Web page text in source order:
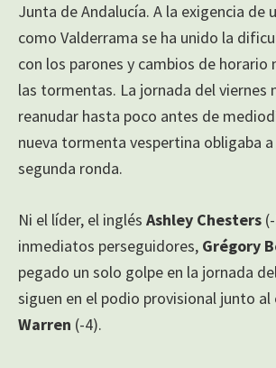
Junta de Andalucía. A la exigencia de
como Valderrama se ha unido la
con los parones y cambios de
las tormentas. La jornada del viernes
reanudar hasta poco antes de
nueva tormenta vespertina obligaba
segunda ronda.
Ni el líder, el inglés Ashley Chesters
inmediatos perseguidores, Grégory
pegado un solo golpe en la jornada
siguen en el podio provisional junto al
Warren (-4).